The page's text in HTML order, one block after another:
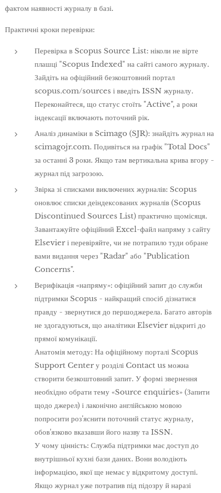
фактом наявності журналу в базі.
Практичні кроки перевірки:
Перевірка в Scopus Source List: ніколи не вірте
плашці "Scopus Indexed" на сайті самого журналу.
Зайдіть на офіційний безкоштовний портал
scopus.com/sources і введіть ISSN журналу.
Переконайтеся, що статус стоїть "Active", а роки
індексації включають поточний рік.
Аналіз динаміки в Scimago (SJR): знайдіть журнал на
scimagojr.com. Подивіться на графік "Total Docs"
за останні 3 роки. Якщо там вертикальна крива вгору -
журнал під загрозою.
Звірка зі списками виключених журналів: Scopus
оновлює списки деіндексованих журналів (Scopus
Discontinued Sources List) практично щомісяця.
Завантажуйте офіційний Excel-файл напряму з сайту
Elsevier і перевіряйте, чи не потрапило туди обране
вами видання через "Radar" або "Publication
Concerns".
Верифікація «напряму»: офіційний запит до служби
підтримки Scopus - найкращий спосіб дізнатися
правду - звернутися до першоджерела. Багато авторів
не здогадуються, що аналітики Elsevier відкриті до
прямої комунікації.
Анатомія методу: На офіційному порталі Scopus
Support Center у розділі Contact us можна
створити безкоштовний запит. У формі звернення
необхідно обрати тему «Source enquiries» (Запити
щодо джерел) і лаконічно англійською мовою
попросити роз'яснити поточний статус журналу,
обов'язково вказавши його назву та ISSN.
У чому цінність: Служба підтримки має доступ до
внутрішньої кухні бази даних. Вони володіють
інформацією, якої ще немає у відкритому доступі.
Якщо журнал уже потрапив під підозру й наразі